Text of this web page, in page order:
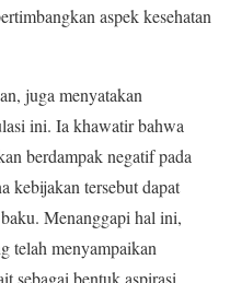
aspek kesehatan
juga menyatakan
ini. Ia khawatir bahwa
berdampak negatif pada
kebijakan tersebut dapat
Menanggapi hal ini,
telah menyampaikan